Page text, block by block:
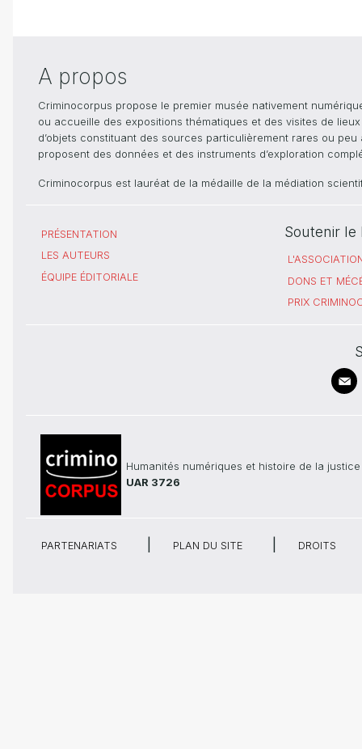
A propos
Criminocorpus propose le premier musée nativement
ou accueille des expositions thématiques et des visites de
d’objets constituant des sources particulièrement rares ou
proposent des données et des instruments d’exploration
Criminocorpus est lauréat de la médaille de la médiation
PRÉSENTATION
LES AUTEURS
ÉQUIPE ÉDITORIALE
Soutenir le
DONS ET
PRIX
Humanités numériques et histoire de la justice
UAR 3726
PARTENARIATS PLAN DU SITE DROITS